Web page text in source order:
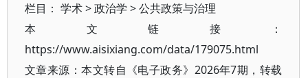
栏目： 学术>政治学 >公共政策与治理
本文链接：
https://www.aisixiang.com/data/179075.html
文章来源：本文转自《电子政务》2026年7期，转载